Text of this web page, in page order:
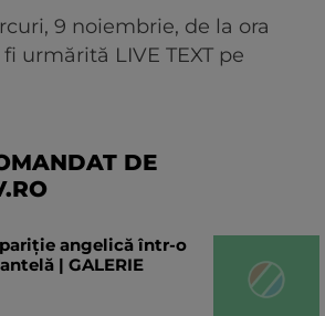
9 noiembrie, de la ora
urmărită LIVE TEXT pe
DE
angelică într-o
| GALERIE